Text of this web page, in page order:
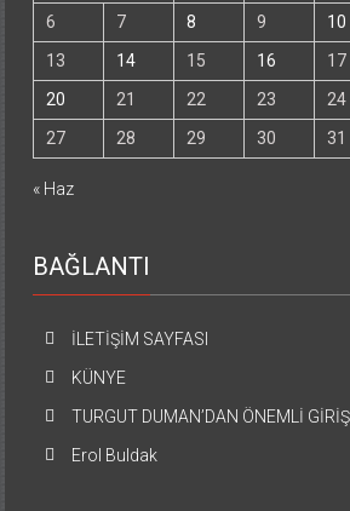
6
7 8 9 10
13
14 15 16 17
20
21 22 23 24
27
28 29 30 31
« Haz
BAĞLANTI
İLETİŞİM SAYFASI
KÜNYE
TURGUT DUMAN’DAN ÖNEMLİ
Erol Buldak